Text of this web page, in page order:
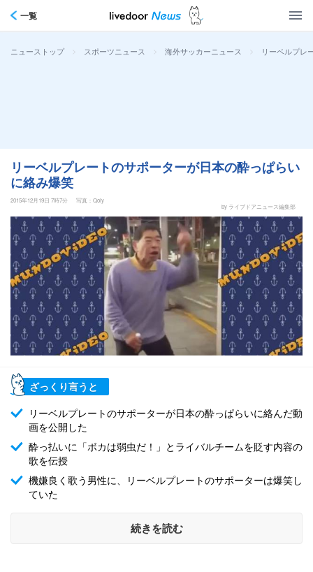
一覧
ニューストップ > スポーツニュース > 海外サッカーニュース > リーベルプレ
リーベルプレートのサポーターが日本の酔っぱらい
に絡み爆笑
2015年12月19日 7時7分
写真：Qoly
by ライブドアニュース編集部
ざっくり言うと
リーベルプレートのサポーターが日本の酔っぱらいに絡んだ動
画を公開した
酔っ払いに「ボカは弱虫だ！」とライバルチームを貶す内容の
歌を伝授
機嫌良く歌う男性に、リーベルプレートのサポーターは爆笑し
ていた
続きを読む